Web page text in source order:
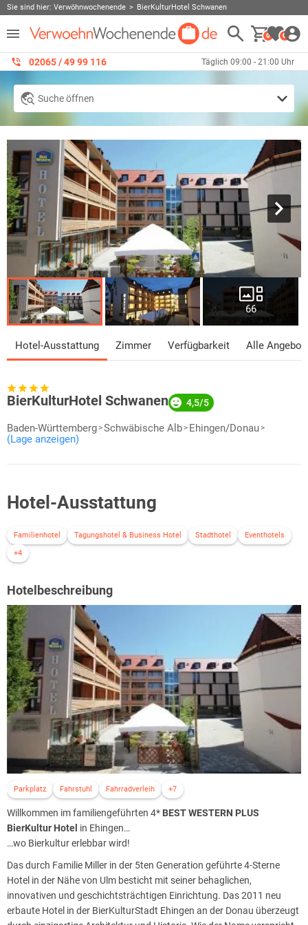
Sie sind hier: Verwöhnwochenende BierKulturHotel Schwanen
0 0
02065 / 49 ‌99 116 Täglich 09:00 - 21:00 Uhr
Suche öffnen
66
Hotel-Ausstattung Zimmer Verfügbarkeit Alle
BierKulturHotel Schwanen 4,5/5
Baden-Württemberg Schwäbische Alb
Ehingen/Donau
(Lage anzeigen)
Hotel-Ausstattung
Familienhotel Tagungshotel & Business Hotel Stadthotel
Eventhotels
+4
Hotelbeschreibung
Parkplatz Fahrstuhl Fahrradverleih +7
Willkommen im familiengeführten 4* BEST WESTERN PLUS
BierKultur Hotel in Ehingen…
…wo Bierkultur erlebbar wird!
Das durch Familie Miller in der 5ten Generation geführte 4-Sterne
Hotel in der Nähe von Ulm besticht mit seiner behaglichen,
innovativen und geschichtsträchtigen Einrichtung. Das 2011 neu
erbaute Hotel in der BierKulturStadt Ehingen an der Donau überzeugt